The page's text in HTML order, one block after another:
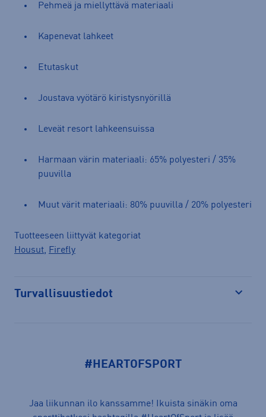
Pehmeä ja miellyttävä materiaali
Kapenevat lahkeet
Etutaskut
Joustava vyötärö kiristysnyörillä
Leveät resort lahkeensuissa
Harmaan värin materiaali: 65% polyesteri / 35%
puuvilla
Muut värit materiaali: 80% puuvilla / 20% polyesteri
Tuotteeseen liittyvät kategoriat
Housut, Firefly
Turvallisuustiedot
#HEARTOFSPORT
Jaa liikunnan ilo kanssamme! Ikuista sinäkin oma